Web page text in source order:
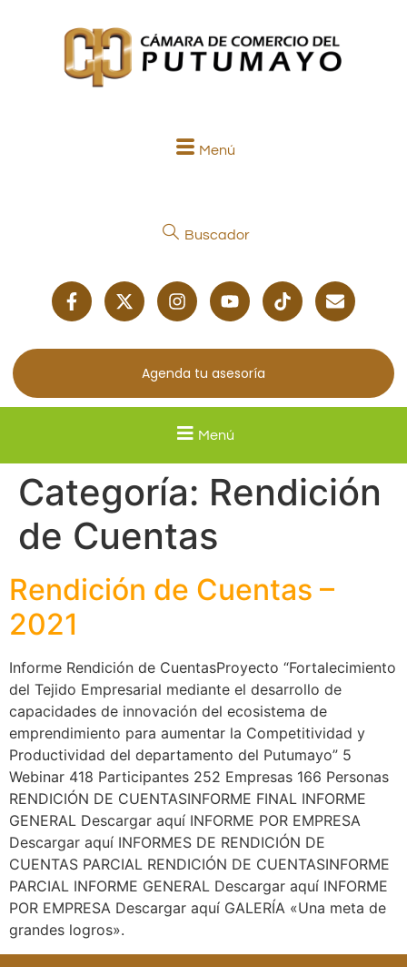
Menú
Buscador
Agenda tu asesoría
Menú
Categoría: Rendición
de Cuentas
Rendición de Cuentas –
2021
Informe Rendición de CuentasProyecto “Fortalecimiento
del Tejido Empresarial mediante el desarrollo de
capacidades de innovación del ecosistema de
emprendimiento para aumentar la Competitividad y
Productividad del departamento del Putumayo” 5
Webinar 418 Participantes 252 Empresas 166 Personas
RENDICIÓN DE CUENTASINFORME FINAL INFORME
GENERAL Descargar aquí INFORME POR EMPRESA
Descargar aquí INFORMES DE RENDICIÓN DE
CUENTAS PARCIAL RENDICIÓN DE CUENTASINFORME
PARCIAL INFORME GENERAL Descargar aquí INFORME
POR EMPRESA Descargar aquí GALERÍA «Una meta de
grandes logros».